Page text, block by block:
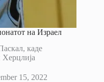
на Израел
каде
Херцлија
15, 2022